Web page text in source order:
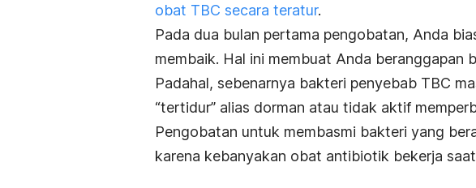
obat TBC secara teratur.
Pada dua bulan pertama pengobatan, Anda
membaik. Hal ini membuat Anda beranggapan
Padahal, sebenarnya bakteri penyebab TBC
“tertidur” alias dorman atau tidak aktif
Pengobatan untuk membasmi bakteri yang
karena kebanyakan obat antibiotik bekerja